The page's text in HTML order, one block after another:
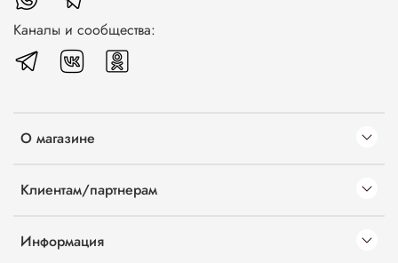
О магазине
Клиентам/партнерам
Информация
Каналы и сообщества: